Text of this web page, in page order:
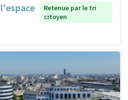
Retenue par le tri
citoyen